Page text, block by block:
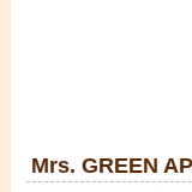
Mrs. GREEN